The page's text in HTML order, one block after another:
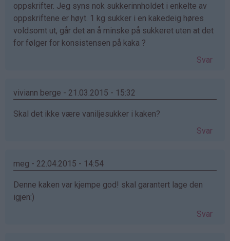
oppskrifter. Jeg syns nok sukkerinnholdet i enkelte av
oppskriftene er høyt. 1 kg sukker i en kakedeig høres
voldsomt ut, går det an å minske på sukkeret uten at det
for følger for konsistensen på kaka ?
Svar
viviann berge - 21.03.2015 - 15:32
Skal det ikke være vaniljesukker i kaken?
Svar
meg - 22.04.2015 - 14:54
Denne kaken var kjempe god! skal garantert lage den
igjen:)
Svar